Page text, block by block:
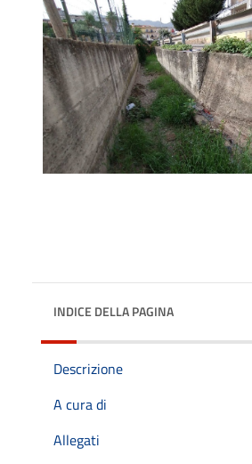
INDICE DELLA PAGINA
Descrizione
A cura di
Allegati